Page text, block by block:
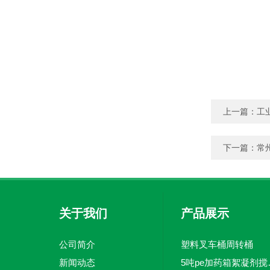
上一篇： 工
下一篇： 常
关于我们
公司简介
新闻动态
产品展示
塑料叉车桶周转桶
5吨pe